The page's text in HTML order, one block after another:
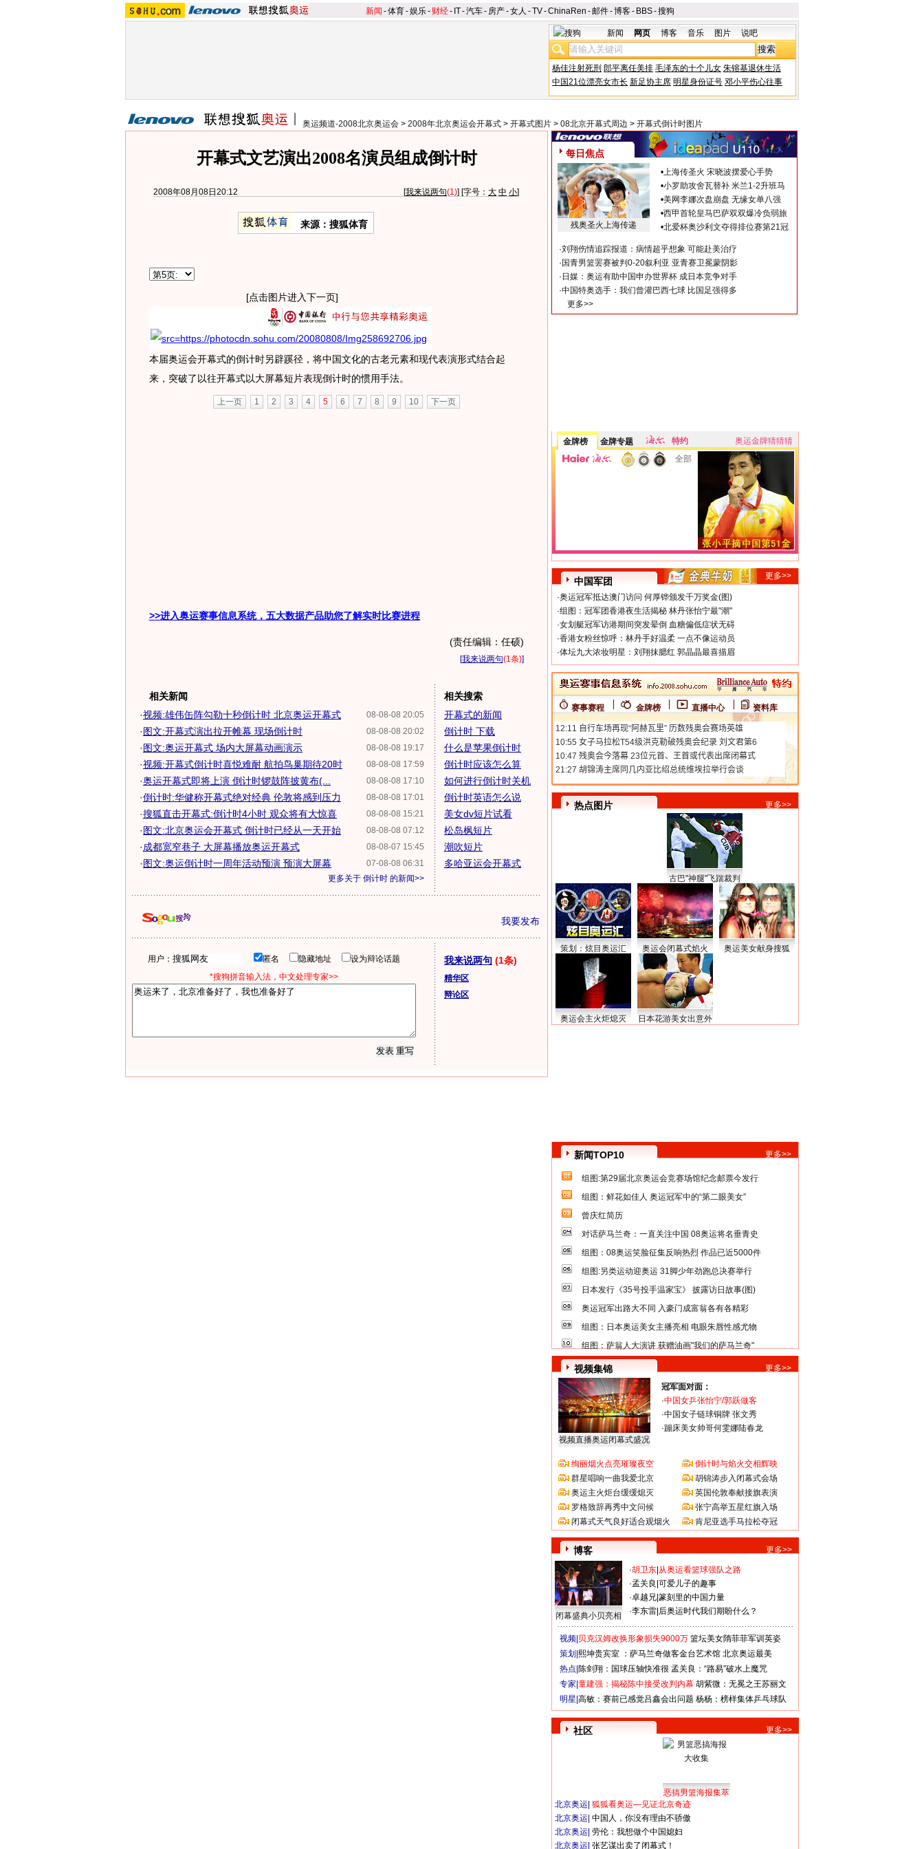
新闻 -体育-娱乐- 财经- IT-汽车- 房产-女人 -TV-ChinaRen -邮件-博客- BBS-搜狗
新闻 网页 博客 音乐 图片 说吧
杨佳注射死刑 郎平离任美排 毛泽东的十个儿女 朱镕基退休生活
中国21位漂亮女市长 新足协主席 明星身份证号 邓小平伤心往事
奥运频道-2008北京奥运会 > 2008年北京奥运会开幕式 > 开幕式图片 > 08北京开幕式周边 > 开幕式倒计时图片
开幕式文艺演出2008名演员组成倒计时
2008年08月08日20:12 [我来说两句(1)] [字号： 大 中 小]
来源：搜狐体育
[点击图片进入下一页]
本届奥运会开幕式的倒计时另辟蹊径，将中国文化的古老元素和现代表演形式结合起
来，突破了以往开幕式以大屏幕短片表现倒计时的惯用手法。
上一页 1 2 3 4 5 6 7 8 9 10 下一页
>>进入奥运赛事信息系统，五大数据产品助您了解实时比赛进程
(责任编辑：任硕)
[我来说两句(1条)]
相关新闻
08-08-08 20:05
·视频:雄伟缶阵勾勒十秒倒计时 北京奥运开幕式
08-08-08 20:02
·图文:开幕式演出拉开帷幕 现场倒计时
08-08-08 19:17
·图文:奥运开幕式 场内大屏幕动画演示
08-08-08 17:59
·视频:开幕式倒计时喜悦难耐 航拍鸟巢期待20时
08-08-08 17:10
·奥运开幕式即将上演 倒计时锣鼓阵披黄布(...
08-08-08 17:01
·倒计时:华健称开幕式绝对经典 伦敦将感到压力
08-08-08 15:21
·搜狐直击开幕式:倒计时4小时 观众将有大惊喜
08-08-08 07:12
·图文:北京奥运会开幕式 倒计时已经从一天开始
08-08-07 15:45
·成都宽窄巷子 大屏幕播放奥运开幕式
07-08-08 06:31
·图文:奥运倒计时一周年活动预演 预演大屏幕
更多关于 倒计时 的新闻>>
相关搜索
开幕式的新闻
倒计时 下载
什么是苹果倒计时
倒计时应该怎么算
如何进行倒计时关机
倒计时英语怎么说
美女dv短片试看
松岛枫短片
潮吹短片
多哈亚运会开幕式
我要发布
用户： 匿名 隐藏地址
设为辩论话题
*搜狗拼音输入法，中文处理专家>>
我来说两句 (1条)
精华区
辩论区
每日焦点
残奥圣火上海传递
•上海传圣火 宋晓波摆爱心手势
•小罗助攻舍瓦替补 米兰1-2升班马
•美网李娜次盘崩盘 无缘女单八强
•西甲首轮皇马巴萨双双爆冷负弱旅
•北爱杯奥沙利文夺得排位赛第21冠
·刘翔伤情追踪报道：病情超乎想象 可能赴美治疗
· 国青男篮罢赛被判0-20叙利亚 亚青赛卫冕蒙阴影
· 日媒：奥运有助中国申办世界杯 成日本竞争对手
·中国特奥选手：我们曾灌巴西七球 比国足强得多
更多>>
金牌榜 金牌专题 特约
奥运金牌猜猜猜
全部
中国军团
更多>>
·奥运冠军抵达澳门访问 何厚铧颁发千万奖金(图)
·组图：冠军团香港夜生活揭秘 林丹张怡宁最"潮"
·女划艇冠军访港期间突发晕倒 血糖偏低症状无碍
·香港女粉丝惊呼：林丹手好温柔 一点不像运动员
·体坛九大浓妆明星：刘翔抹腮红 郭晶晶最喜描眉
赛事赛程 金牌榜 直播中心 资料库
热点图片 更多>>
古巴"神腿"飞踹裁判
策划：炫目奥运汇 奥运会闭幕式焰火 奥运美女献身搜狐
奥运会主火炬熄灭 日本花游美女出意外
新闻TOP10 更多>>
组图:第29届北京奥运会竞赛场馆纪念邮票今发行
组图：鲜花如佳人 奥运冠军中的“第二眼美女”
曾庆红简历
对话萨马兰奇：一直关注中国 08奥运将名垂青史
组图：08奥运笑脸征集反响热烈 作品已近5000件
组图:另类运动迎奥运 31脚少年劲跑总决赛举行
日本发行《35号投手温家宝》 披露访日故事(图)
奥运冠军出路大不同 入豪门成富翁各有各精彩
组图：日本奥运美女主播亮相 电眼朱唇性感尤物
组图：萨翁人大演讲 获赠油画"我们的萨马兰奇"
视频集锦 更多>>
视频直播奥运闭幕式盛况
冠军面对面：
·中国女乒张怡宁/郭跃做客
·中国女子链球铜牌 张文秀
·蹦床美女帅哥何雯娜陆春龙
绚丽烟火点亮璀璨夜空
群星唱响一曲我爱北京
奥运主火炬台缓缓熄灭
罗格致辞再秀中文问候
闭幕式天气良好适合观烟火
倒计时与焰火交相辉映
胡锦涛步入闭幕式会场
英国伦敦奉献接旗表演
张宁高举五星红旗入场
肯尼亚选手马拉松夺冠
博客 更多>>
闭幕盛典小贝亮相
·胡卫东 从奥运看篮球强队之路
·孟关良 可爱儿子的趣事
·卓越兄 篆刻里的中国力量
·李东雷 后奥运时代我们期盼什么？
视频| 贝克汉姆改换形象损失9000万 篮坛美女隋菲菲军训英姿
策划| 熙坤贵宾室 ：萨马兰奇做客金台艺术馆 北京奥运最美
热点| 陈剑翔：国球压轴快准很 孟关良：“路易”破水上魔咒
专家| 童建强：揭秘陈中接受改判内幕 胡紫微：无冕之王苏丽文
明星| 高敏：赛前已感觉吕鑫会出问题 杨杨：榜样集体乒乓球队
社区 更多>>
恶搞男篮海报集萃
北京奥运 狐狐看奥运—见证北京奇迹
北京奥运 中国人，你没有理由不骄傲
北京奥运 劳伦：我想做个中国媳妇
北京奥运 张艺谋出卖了闭幕式！